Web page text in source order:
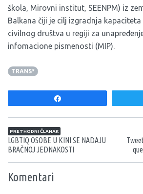
škola, Mirovni institut, SEENPM) iz
Balkana čiji je cilj izgradnja
civilnog društva u regiji za
infomacione pismenosti (MIP).
TRANS*
Navigacija članaka
PRETHODNI ČLANAK
LGBTIQ OSOBE U KINI SE NADAJU
BRAČNOJ JEDNAKOSTI
Komentari